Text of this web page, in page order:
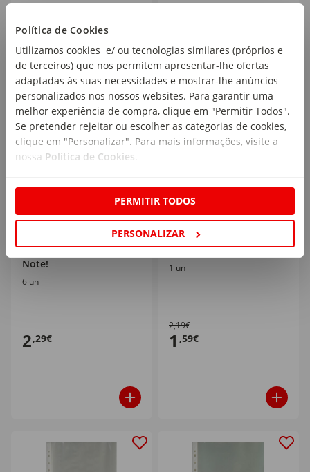
Política de Cookies
Utilizamos cookies e/ ou tecnologias similares (próprios e
de terceiros) que nos permitem apresentar-lhe ofertas
adaptadas às suas necessidades e mostrar-lhe anúncios
personalizados nos nossos websites. Para garantir uma
melhor experiência de compra, clique em "Permitir Todos".
Se pretender rejeitar ou escolher as categorias de cookies,
clique em "Personalizar". Para mais informações, visite a
nossa Política de Cookies
PERMITIR TODOS
PERSONALIZAR
5,19€
Bolsa Encadernação A4
Note!
6 un
2,29€
Mais de
25%
Rolo Forra Livros Note!
1 un
2,19€
1 ,59€